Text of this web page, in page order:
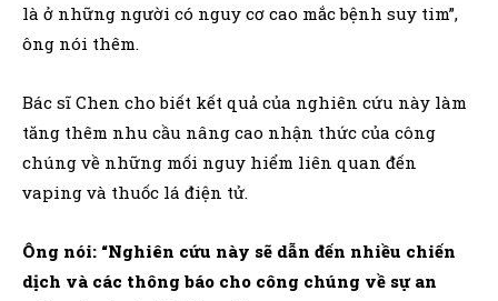
là ở những người có nguy cơ cao mắc bệnh suy tim”,
ông nói thêm.
Bác sĩ Chen cho biết kết quả của nghiên cứu này làm
tăng thêm nhu cầu nâng cao nhận thức của công
chúng về những mối nguy hiểm liên quan đến
vaping và thuốc lá điện tử.
Ông nói: “Nghiên cứu này sẽ dẫn đến nhiều chiến
dịch và các thông báo cho công chúng về sự an